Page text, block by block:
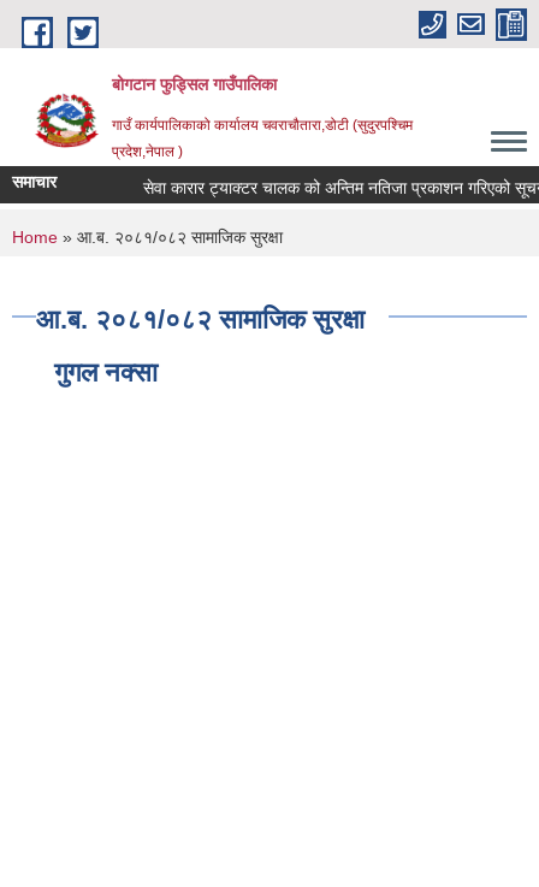
Skip to main content
बोगटान फुड्सिल गाउँपालिका
गाउँ कार्यपालिकाको कार्यालय चवराचौतारा,डोटी (सुदुरपश्चिम
प्रदेश,नेपाल )
समाचार सेवा कारार ट्याक्टर चालक को अन्तिम नतिजा प्रकाशन गरिएको सूचना ।
You are here
Home » आ.ब. २०८१/०८२ सामाजिक सुरक्षा
आ.ब. २०८१/०८२ सामाजिक सुरक्षा
गुगल नक्सा